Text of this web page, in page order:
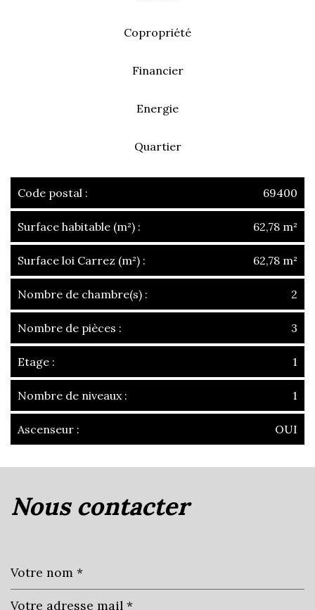
Copropriété
Financier
Energie
Quartier
Code postal : 69400
Surface habitable (m²) : 62,78 m²
Surface loi Carrez (m²) : 62,78 m²
Nombre de chambre(s) : 2
Nombre de pièces : 3
Etage : 1
Nombre de niveaux : 1
Ascenseur : OUI
nous contacter